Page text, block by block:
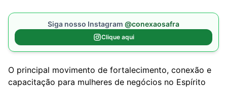
Siga nosso Instagram @conexaosafra
Clique aqui
O principal movimento de fortalecimento, conexão e
capacitação para mulheres de negócios no Espírito